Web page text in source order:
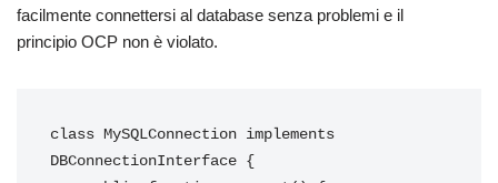
facilmente connettersi al database senza problemi e il
principio OCP non è violato.
class MySQLConnection implements
DBConnectionInterface {